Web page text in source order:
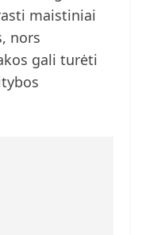
maistiniai
nors
gali turėti